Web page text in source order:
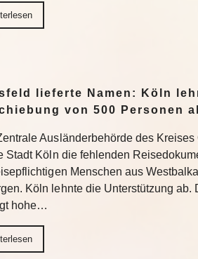
lieferte Namen: Köln
von 500 Personen
Ausländerbehörde des
Stadt Köln die fehlenden
Menschen aus
Köln lehnte die Unterstützung ab.
hohe…